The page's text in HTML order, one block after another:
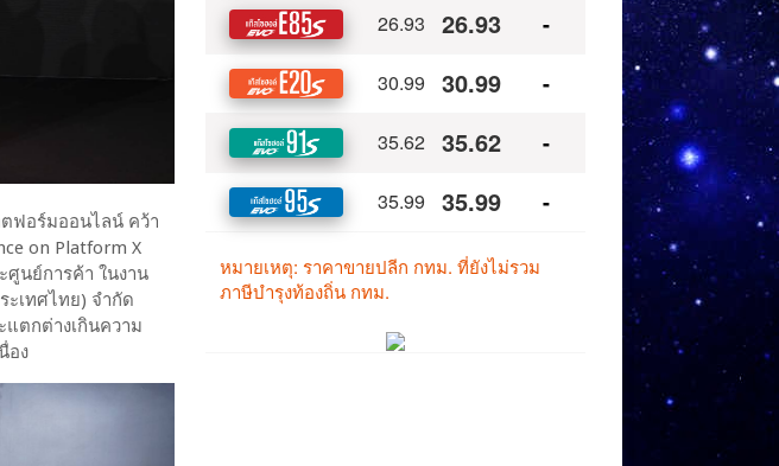
ฟอร์มออนไลน์ คว้า
on Platform X
ศูนย์การค้า ในงาน
ะเทศไทย) จำกัด
ตกต่างเกินความ
อง